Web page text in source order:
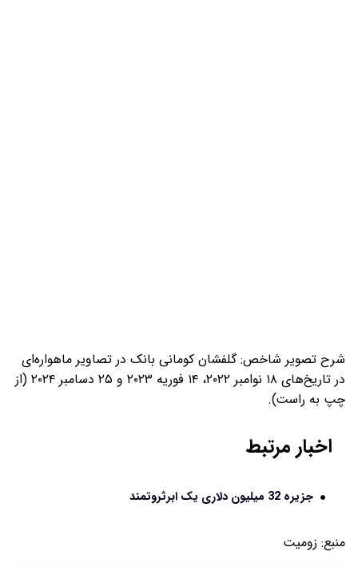
شرح تصویر شاخص: گلفشان کومانی بانک در تصاویر ماهواره‌ای
در تاریخ‌های ۱۸ نوامبر ۲۰۲۲، ۱۴ فوریه ۲۰۲۳ و ۲۵ دسامبر ۲۰۲۴ (از
چپ به راست).
اخبار مرتبط
جزیره 32 میلیون دلاری یک ابرثروتمند
منبع: زومیت